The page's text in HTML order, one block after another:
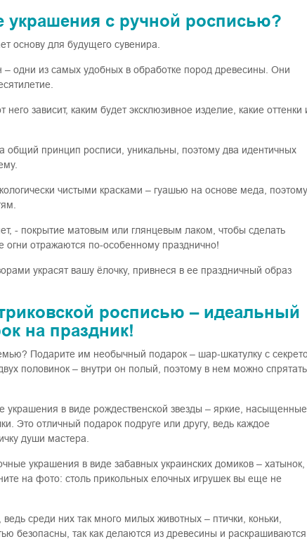
украшения с ручной росписью?
основу для будущего сувенира.
– одни из самых удобных в обработке пород древесины. Они
зависит, каким будет эксклюзивное изделие, какие оттенки
принцип росписи, уникальны, поэтому два идентичных
чистыми красками – гуашью на основе меда, поэтому
- покрытие матовым или глянцевым лаком, чтобы сделать
огни отражаются по-особенному празднично!
украсят вашу ёлочку, привнеся в ее праздничный образ
росписью – идеальный
на праздник!
Подарите им необычный подарок – шар-шкатулку с
половинок – внутри он полый, поэтому в нем можно спрятать
украшения в виде рождественской звезды – яркие, насыщенные
Это отличный подарок подруге или другу, ведь каждое
души мастера.
украшения в виде забавных украинских домиков – хатынок,
на фото: столь прикольных елочных игрушек вы еще не
среди них так много милых животных – птички, коньки,
безопасны, так как делаются из древесины и раскрашиваются